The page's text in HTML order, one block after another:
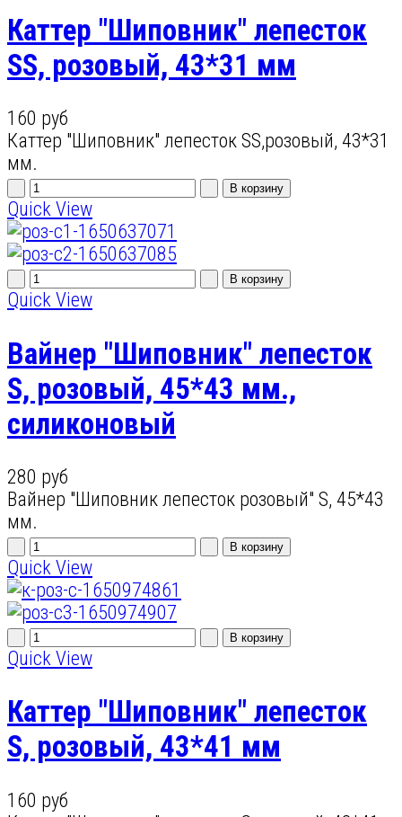
Каттер "Шиповник" лепесток
SS, розовый, 43*31 мм
160 руб
Каттер "Шиповник" лепесток SS,розовый, 43*31
мм.
Quick View
Quick View
Вайнер "Шиповник" лепесток
S, розовый, 45*43 мм.,
силиконовый
280 руб
Вайнер "Шиповник лепесток розовый" S, 45*43
мм.
Quick View
Quick View
Каттер "Шиповник" лепесток
S, розовый, 43*41 мм
160 руб